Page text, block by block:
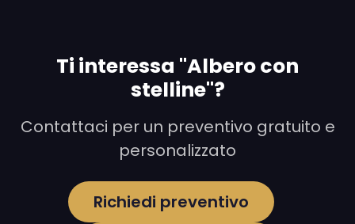
Ti interessa "Albero con
stelline"?
Contattaci per un preventivo gratuito e
personalizzato
Richiedi preventivo